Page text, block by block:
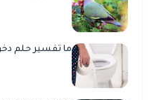
ما تفسير حلم